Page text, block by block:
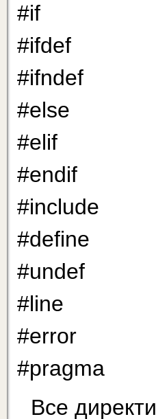
#if
#ifdef
#ifndef
#else
#elif
#endif
#include
#define
#undef
#line
#error
#pragma
Все